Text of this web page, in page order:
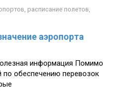
расписание полетов,
аэропорта
информация Помимо
по обеспечению перевозок